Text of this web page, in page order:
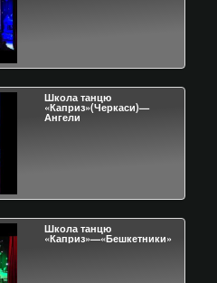
Школа танцю
«Каприз»(Черкаси)—
Ангели
Школа танцю
«Каприз»—«Бешкетники»